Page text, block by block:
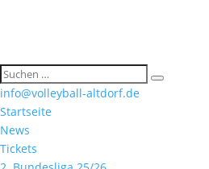
info@volleyball-altdorf.de
Startseite
News
Tickets